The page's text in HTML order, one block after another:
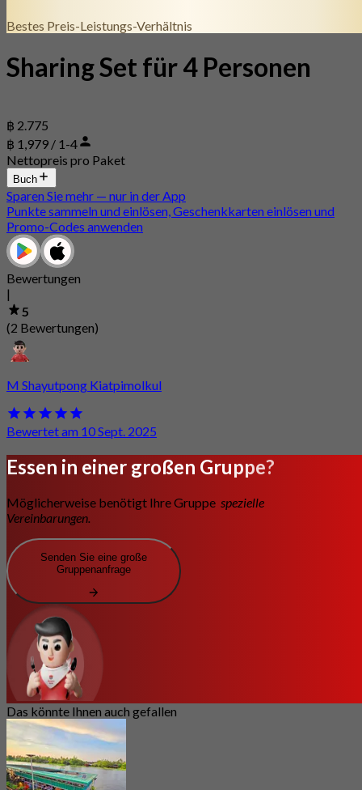
Bestes Preis-Leistungs-Verhältnis
Sharing Set für 4 Personen
฿ 2.775
฿ 1,979 / 1-4
Nettopreis pro Paket
Buch
Sparen Sie mehr — nur in der App
Punkte sammeln und einlösen, Geschenkkarten einlösen und
Promo-Codes anwenden
Bewertungen
|
5
(2 Bewertungen)
M Shayutpong Kiatpimolkul
Bewertet am 10 Sept. 2025
Essen in einer großen Gruppe?
Möglicherweise benötigt Ihre Gruppe spezielle
Vereinbarungen.
Senden Sie eine große
Gruppenanfrage
Das könnte Ihnen auch gefallen